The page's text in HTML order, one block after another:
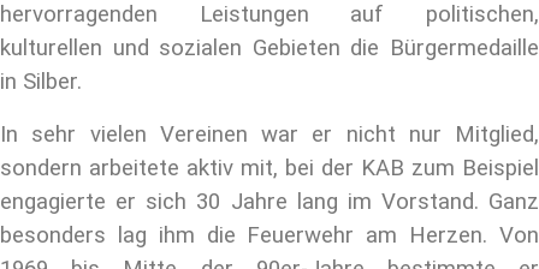
hervorragenden Leistungen auf politischen,
kulturellen und sozialen Gebieten die Bürgermedaille
in Silber.
In sehr vielen Vereinen war er nicht nur Mitglied,
sondern arbeitete aktiv mit, bei der KAB zum Beispiel
engagierte er sich 30 Jahre lang im Vorstand. Ganz
besonders lag ihm die Feuerwehr am Herzen. Von